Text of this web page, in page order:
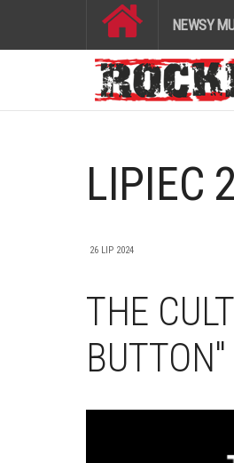
NEWSY
LIPIEC
26 LIP 2024
THE